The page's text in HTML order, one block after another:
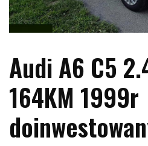
Audi A6 C5
164KM 1999r